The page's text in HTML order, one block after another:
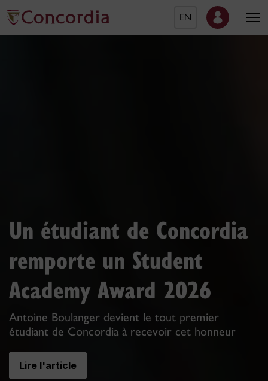
EN
Un étudiant de Concordia
remporte un Student
Academy Award 2026
Antoine Boulanger devient le tout premier
étudiant de Concordia à recevoir cet honneur
Lire l'article